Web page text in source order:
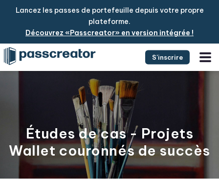
Lancez les passes de portefeuille depuis votre propre
plateforme.
Découvrez «Passcreator» en version intégrée !
S'inscrire
Études de cas - Projets
Wallet couronnés de succès